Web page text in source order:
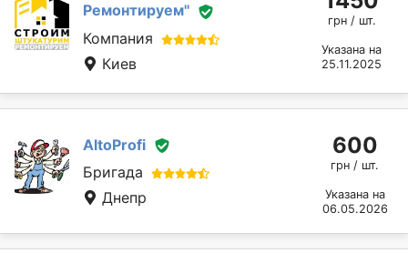
Ремонтируем''
Компания
Киев
грн / шт.
Указана на
25.11.2025
AltoProfi
Бригада
Днепр
600
грн / шт.
Указана на
06.05.2026